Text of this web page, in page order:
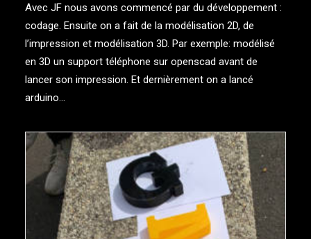
Avec JF nous avons commencé par du développement :
codage. Ensuite on a fait de la modélisation 2D, de
l’impression et modélisation 3D. Par exemple: modélisé
en 3D un support téléphone sur openscad avant de
lancer son impression. Et dernièrement on a lancé
arduino…